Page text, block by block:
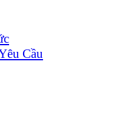
Cầu